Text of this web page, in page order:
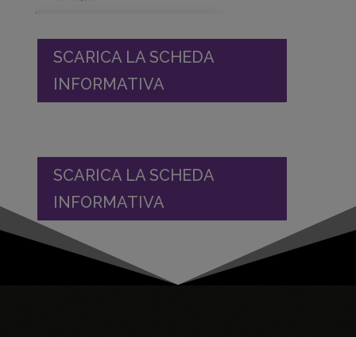
SCARICA LA SCHEDA
INFORMATIVA
SCARICA LA SCHEDA
INFORMATIVA